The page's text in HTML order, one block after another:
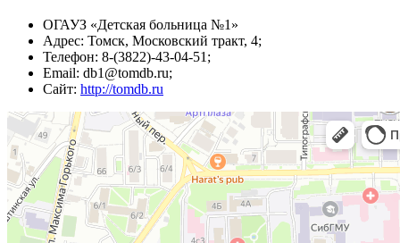
ОГАУЗ «Детская больница №1»
Адрес: Томск, Московский тракт, 4;
Телефон: 8-(3822)-43-04-51;
Email: db1@tomdb.ru;
Сайт: http://tomdb.ru